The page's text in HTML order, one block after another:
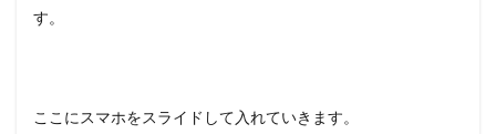
す。
ここにスマホをスライドして入れていきます。